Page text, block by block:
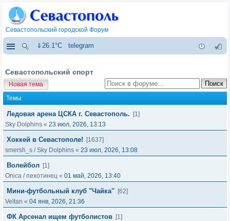
Севастопольский городской Форум
⇓26.1°C telegram
Севастопольский спорт
Новая тема
Темы
Ледовая арена ЦСКА г. Севастополь.
[1]
Sky Dolphins « 23 июл, 2026, 13:13
Хоккей в Севастополе!
[1637]
smersh_s /Sky Dolphins « 23 июл, 2026, 13:08
Волейбол [1]
Onica /пехотинец « 01 май, 2026, 13:40
Мини-футбольный клуб "Чайка" [62]
Veltan « 04 янв, 2026, 21:36
ФК Арсенал ищем футболистов [1]